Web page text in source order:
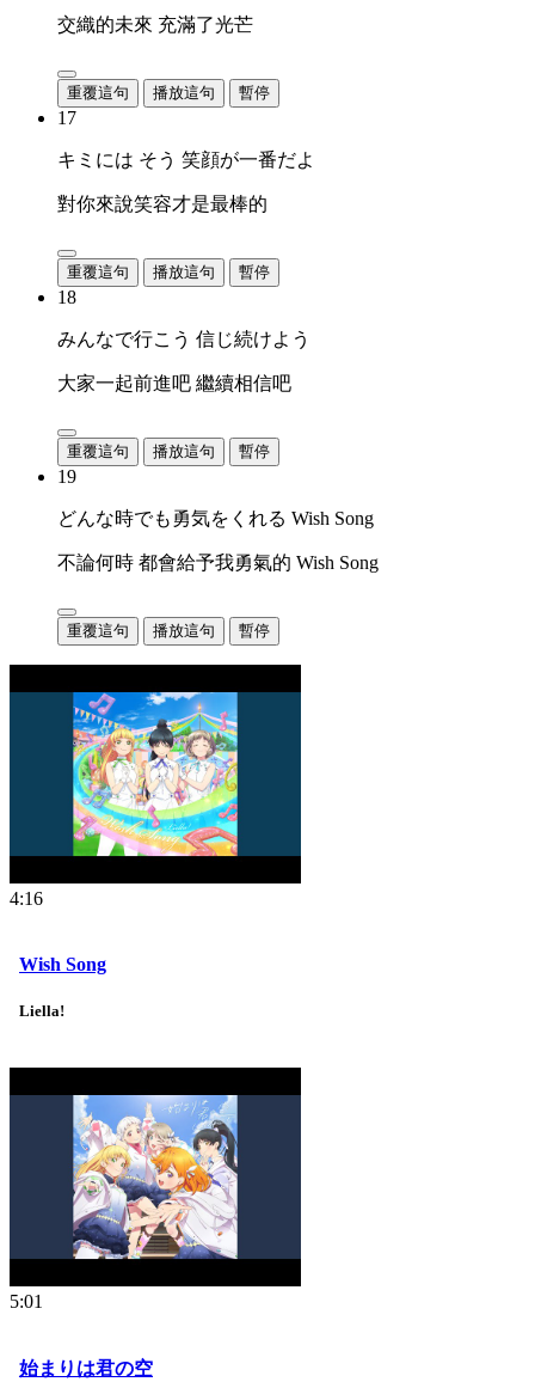
交織的未來 充滿了光芒
重覆這句 播放這句 暫停
17
キミには そう 笑顔が一番だよ
對你來說笑容才是最棒的
重覆這句 播放這句 暫停
18
みんなで行こう 信じ続けよう
大家一起前進吧 繼續相信吧
重覆這句 播放這句 暫停
19
どんな時でも勇気をくれる Wish Song
不論何時 都會給予我勇氣的 Wish Song
重覆這句 播放這句 暫停
4:16
Wish Song
Liella!
5:01
始まりは君の空